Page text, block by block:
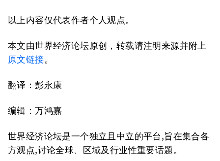
以上内容仅代表作者个人观点。
本文由世界经济论坛原创，转载请注明来源并附上
原文链接。
翻译：彭永康
编辑：万鸿嘉
世界经济论坛是一个独立且中立的平台,旨在集合各
方观点,讨论全球、区域及行业性重要话题。